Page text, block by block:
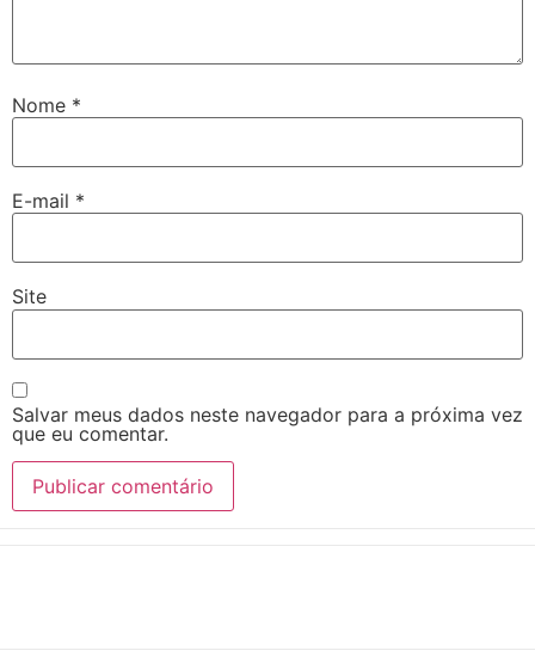
Nome *
E-mail *
Site
Salvar meus dados neste navegador para a próxima vez
que eu comentar.